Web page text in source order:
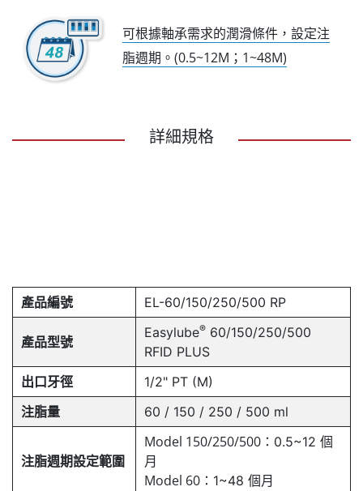
可根據軸承需求的潤滑條件，設定注
脂週期。(0.5~12M；1~48M)
詳細規格
產品編號 EL-60/150/250/500 RP
產品型號
Easylube® 60/150/250/500
RFID PLUS
出口牙徑
1/2" PT (M)
注脂量
60 / 150 / 250 / 500 ml
注脂週期設定範圍
Model 150/250/500： 0.5~12 個
月
Model 60： 1~48 個月